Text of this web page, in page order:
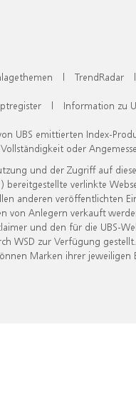
| TrendRadar |
| Information zu
UBS emittierten Index-
oder
und der Zugriff auf
verlinkte
anderen veröffentlichten
Anlegern verkauft
und den für die UBS-
zur Verfügung
Marken ihrer jeweiligen